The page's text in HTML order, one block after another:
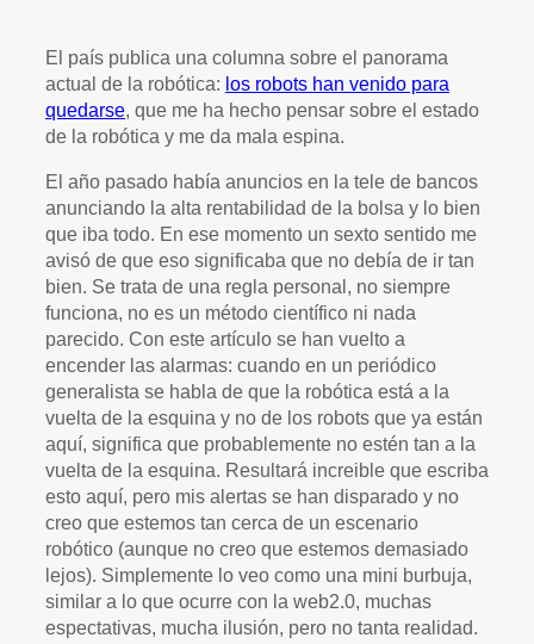
El país publica una columna sobre el panorama
actual de la robótica: los robots han venido para
quedarse, que me ha hecho pensar sobre el estado
de la robótica y me da mala espina.
El año pasado había anuncios en la tele de bancos
anunciando la alta rentabilidad de la bolsa y lo bien
que iba todo. En ese momento un sexto sentido me
avisó de que eso significaba que no debía de ir tan
bien. Se trata de una regla personal, no siempre
funciona, no es un método científico ni nada
parecido. Con este artículo se han vuelto a
encender las alarmas: cuando en un periódico
generalista se habla de que la robótica está a la
vuelta de la esquina y no de los robots que ya están
aquí, significa que probablemente no estén tan a la
vuelta de la esquina. Resultará increible que escriba
esto aquí, pero mis alertas se han disparado y no
creo que estemos tan cerca de un escenario
robótico (aunque no creo que estemos demasiado
lejos). Simplemente lo veo como una mini burbuja,
similar a lo que ocurre con la web2.0, muchas
espectativas, mucha ilusión, pero no tanta realidad.